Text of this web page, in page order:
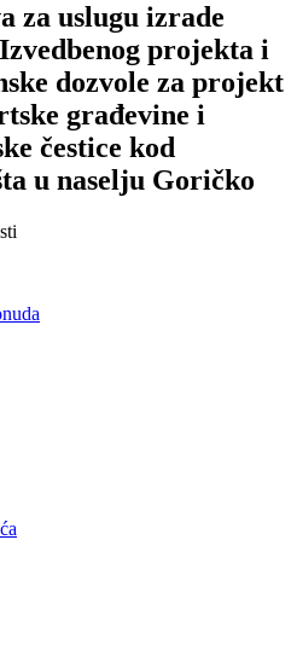
za uslugu izrade
projekta i
dozvole za projekt
građevine i
čestice kod
u naselju Goričko